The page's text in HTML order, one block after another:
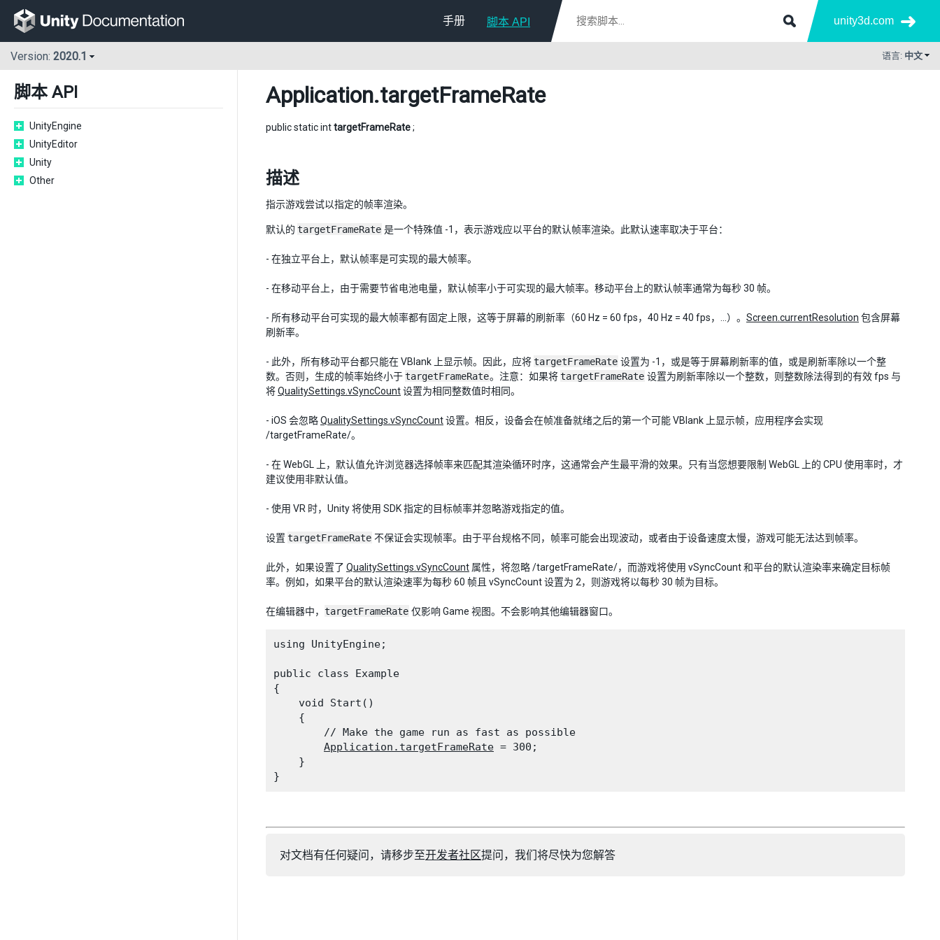
手册 脚本 API unity3d.com
Version: 2020.1 语言: 中文
脚本 API
UnityEngine
UnityEditor
Unity
Other
Application.targetFrameRate
public static inttargetFrameRate;
描述
指示游戏尝试以指定的帧率渲染。
默认的 targetFrameRate 是一个特殊值 -1，表示游戏应以平台的默认帧率渲染。此默认速率取决于平台：
- 在独立平台上，默认帧率是可实现的最大帧率。
- 在移动平台上，由于需要节省电池电量，默认帧率小于可实现的最大帧率。移动平台上的默认帧率通常为每秒 30 帧。
- 所有移动平台可实现的最大帧率都有固定上限，这等于屏幕的刷新率（60 Hz = 60 fps，40 Hz = 40 fps，...）。 Screen.currentResolution 包含屏幕
刷新率。
- 此外，所有移动平台都只能在 VBlank 上显示帧。因此，应将targetFrameRate 设置为 -1，或是等于屏幕刷新率的值，或是刷新率除以一个整
数。否则，生成的帧率始终小于targetFrameRate。注意：如果将targetFrameRate 设置为刷新率除以一个整数，则整数除法得到的有效 fps 与
将QualitySettings.vSyncCount设置为相同整数值时相同。
- iOS 会忽略QualitySettings.vSyncCount设置。相反，设备会在帧准备就绪之后的第一个可能 VBlank 上显示帧，应用程序会实现
/targetFrameRate/。
- 在 WebGL 上，默认值允许浏览器选择帧率来匹配其渲染循环时序，这通常会产生最平滑的效果。只有当您想要限制 WebGL 上的 CPU 使用率时，才
建议使用非默认值。
- 使用 VR 时，Unity 将使用 SDK 指定的目标帧率并忽略游戏指定的值。
设置 targetFrameRate 不保证会实现帧率。由于平台规格不同，帧率可能会出现波动，或者由于设备速度太慢，游戏可能无法达到帧率。
此外，如果设置了 QualitySettings.vSyncCount 属性，将忽略 /targetFrameRate/，而游戏将使用 vSyncCount 和平台的默认渲染率来确定目标帧
率。例如，如果平台的默认渲染速率为每秒 60 帧且 vSyncCount 设置为 2，则游戏将以每秒 30 帧为目标。
在编辑器中， targetFrameRate 仅影响 Game 视图。不会影响其他编辑器窗口。
using UnityEngine;
public class Example
{
    void Start()
    {
        // Make the game run as fast as possible
Application.targetFrameRate = 300;
    }
对文档有任何疑问，请移步至开发者社区提问，我们将尽快为您解答